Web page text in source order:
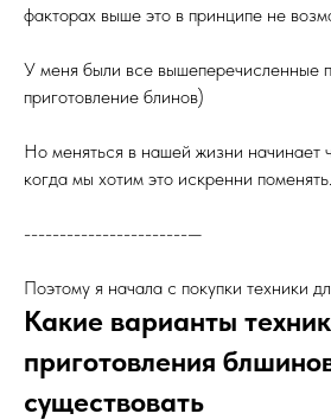
факторах выше это в принципе не
У меня были все вышеперечисленные
приготовление блинов)
Но меняться в нашей жизни начинает
когда мы хотим это искренни поменять.
-----------------------—
Поэтому я начала с покупки техники
Какие варианты
приготовления
существовать